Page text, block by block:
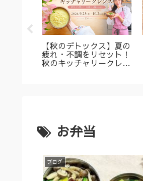
【秋のデトックス】夏の
疲れ・不調をリセット！
秋のキッチャリークレン
お弁当
ブログ